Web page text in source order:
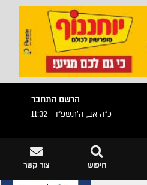
הרשם התחבר
כ"ה אב, ה׳תשפ״ו
11:32
צור קשר חיפוש